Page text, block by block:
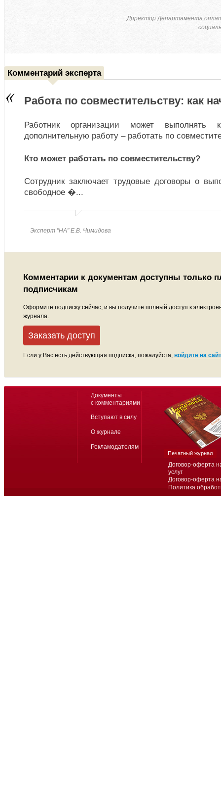
Директор Департамента
Комментарий эксперта
Работа по совместительству: как
Работник организации может
дополнительную работу – работать по
Кто может работать по совместительству?
Сотрудник заключает трудовые договоры о
свободное �...
Эксперт "НА" Е.В. Чимидова
Комментарии к документам доступны только
подписчикам
Оформите подписку сейчас, и вы получите полный доступ к
журнала.
Заказать доступ
Если у Вас есть действующая подписка, пожалуйста, войдите на
Договор-оферта
услуг
Договор-оферта
Политика
Документы
с комментариями
Вступают в силу
О журнале
Рекламодателям
Печатный журнал